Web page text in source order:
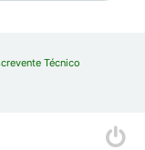
Técnico